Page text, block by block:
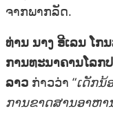
ຈາກ​ພາກ​ລັດ.
ທ່ານ ນາງ ອີ​ເລນ ໂ
ການທະນາຄານໂລກ
ລາວ ກ່າວວ່າ “ເດັກນ້
ການຂາດສານອາຫາ